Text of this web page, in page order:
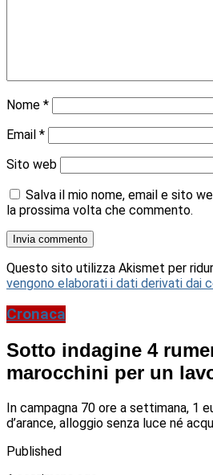
Nome *
Email *
Sito web
Salva il mio nome, email e sito
la prossima volta che commento.
Questo sito utilizza Akismet per
vengono elaborati i dati derivati dai
Cronaca
Sotto indagine 4
marocchini per un
In campagna 70 ore a settimana, 1
d’arance, alloggio senza luce né
Published